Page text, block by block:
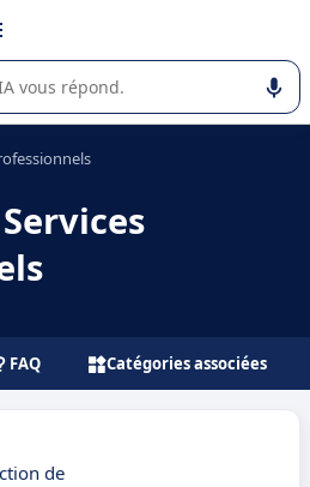
l'utilisation ou la sélection de
FAQ Catégories associées
de